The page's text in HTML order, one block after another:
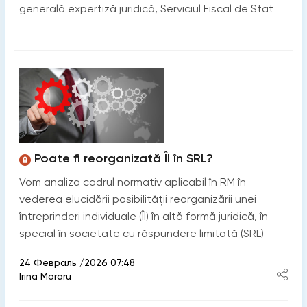
generală expertiză juridică, Serviciul Fiscal de Stat
Poate fi reorganizată ÎI în SRL?
Vom analiza cadrul normativ aplicabil în RM în
vederea elucidării posibilității reorganizării unei
întreprinderi individuale (ÎI) în altă formă juridică, în
special în societate cu răspundere limitată (SRL)
24 Февраль /2026 07:48
Irina Moraru